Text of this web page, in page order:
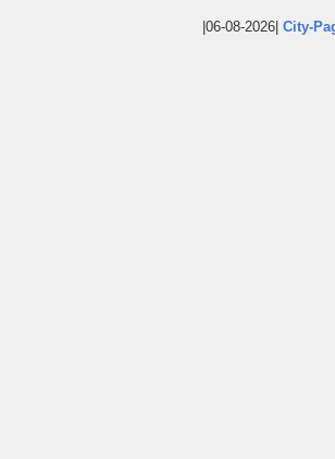
|06-08-2026| City-